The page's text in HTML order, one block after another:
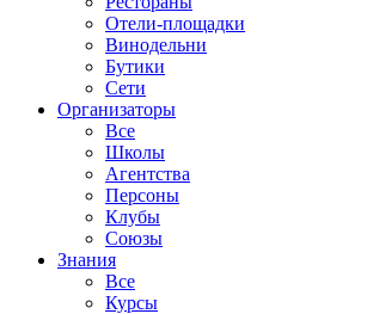
Отели-площадки
Винодельни
Бутики
Сети
Организаторы
Все
Школы
Агентства
Персоны
Клубы
Союзы
Знания
Все
Курсы